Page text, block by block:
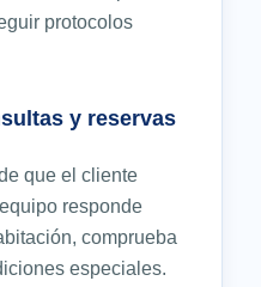
protocolos
y reservas
que el cliente
responde
comprueba
especiales.